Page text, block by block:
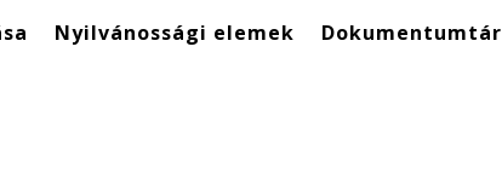
Nyilvánossági elemek Dokumentumtár